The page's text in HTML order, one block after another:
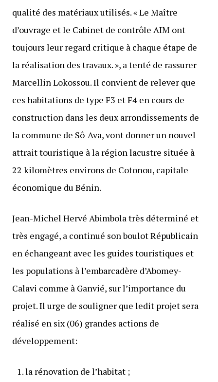
qualité des matériaux utilisés. « Le Maître
d’ouvrage et le Cabinet de contrôle AIM ont
toujours leur regard critique à chaque étape de
la réalisation des travaux. », a tenté de rassurer
Marcellin Lokossou. Il convient de relever que
ces habitations de type F3 et F4 en cours de
construction dans les deux arrondissements de
la commune de Sô-Ava, vont donner un nouvel
attrait touristique à la région lacustre située à
22 kilomètres environs de Cotonou, capitale
économique du Bénin.
Jean-Michel Hervé Abimbola très déterminé et
très engagé, a continué son boulot Républicain
en échangeant avec les guides touristiques et
les populations à l’embarcadère d’Abomey-
Calavi comme à Ganvié, sur l’importance du
projet. Il urge de souligner que ledit projet sera
réalisé en six (06) grandes actions de
développement:
la rénovation de l’habitat ;